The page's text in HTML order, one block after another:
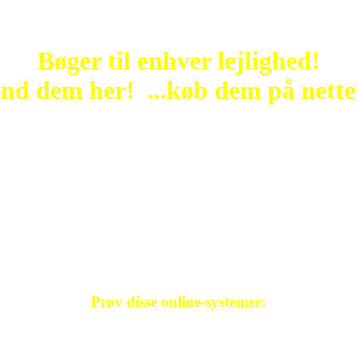
Bøger til enhver lejlighed!
dem her! ...køb dem på
Prøv disse online-systemer: